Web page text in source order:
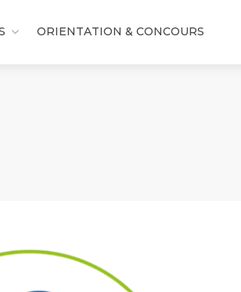
ORIENTATION & CONCOURS